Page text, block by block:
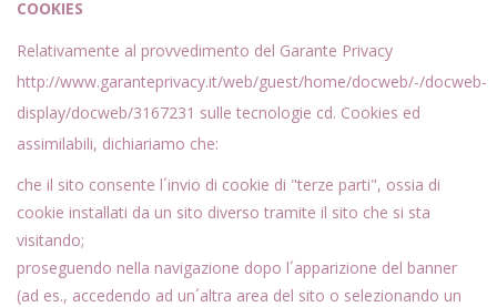
COOKIES
Relativamente al provvedimento del Garante Privacy
http://www.garanteprivacy.it/web/guest/home/docweb/-/docweb-
display/docweb/3167231 sulle tecnologie cd. Cookies ed
assimilabili, dichiariamo che:
che il sito consente l´invio di cookie di "terze parti", ossia di
cookie installati da un sito diverso tramite il sito che si sta
visitando;
proseguendo nella navigazione dopo l´apparizione del banner
(ad es., accedendo ad un´altra area del sito o selezionando un